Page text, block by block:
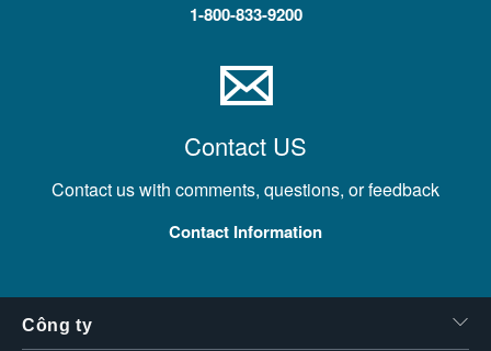
1-800-833-9200
Contact US
Contact us with comments, questions, or feedback
Contact Information
Công ty